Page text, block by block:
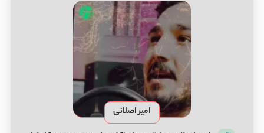
امیر اصلانی